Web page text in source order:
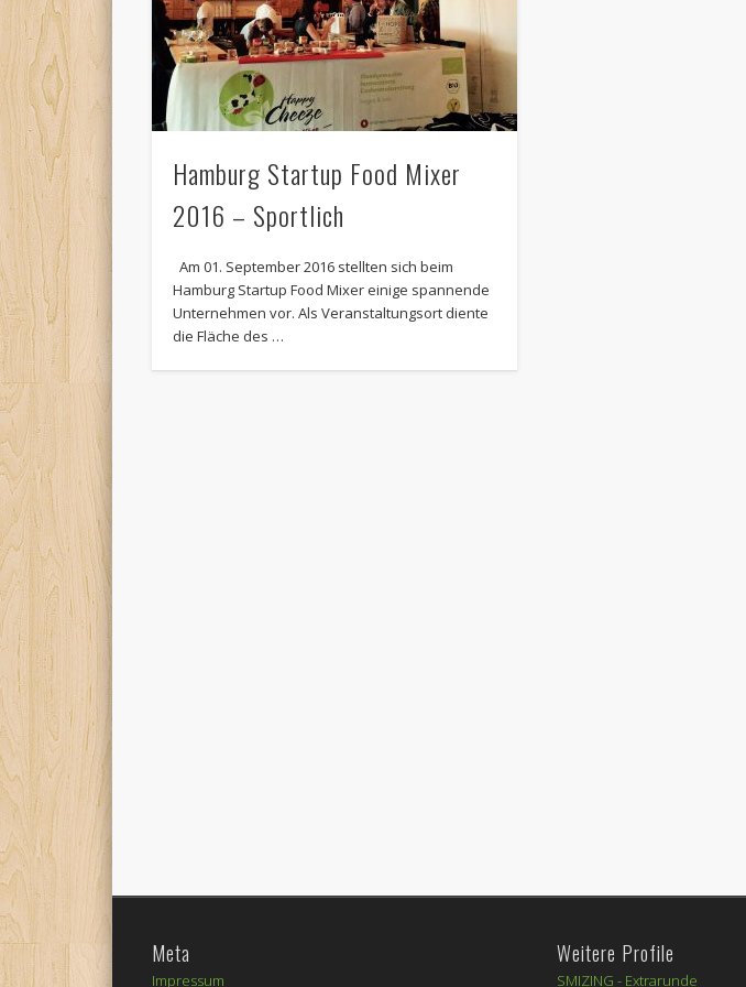
Hamburg Startup Food Mixer
2016 – Sportlich
Am 01. September 2016 stellten sich beim
Hamburg Startup Food Mixer einige spannende
Unternehmen vor. Als Veranstaltungsort diente
die Fläche des …
Meta
Impressum
Weitere Profile
SMIZING - Extrarunde